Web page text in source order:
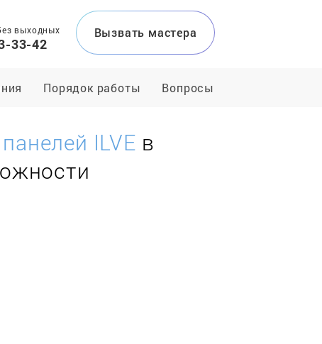
выходных
33-42
Вызвать мастера
Порядок работы Вопросы
ILVE в